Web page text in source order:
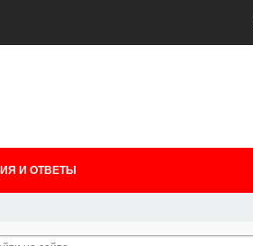
И ОТВЕТЫ